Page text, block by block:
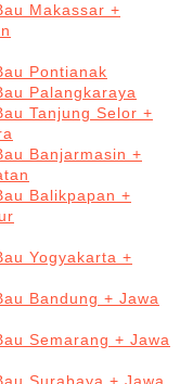
Makassar +
Pontianak
Palangkaraya
Tanjung Selor +
Banjarmasin +
Balikpapan +
Yogyakarta +
Bandung + Jawa
Semarang + Jawa